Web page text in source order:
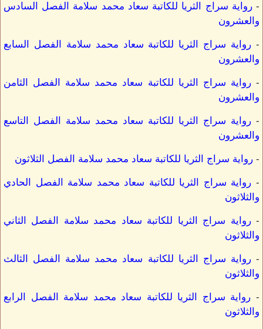
-رواية سراج الثريا للكاتبة سعاد محمد سلامة الفصل السادس
والعشرون
- رواية سراج الثريا للكاتبة سعاد محمد سلامة الفصل السابع
والعشرون
-رواية سراج الثريا للكاتبة سعاد محمد سلامة الفصل الثامن
والعشرون
- رواية سراج الثريا للكاتبة سعاد محمد سلامة الفصل التاسع
والعشرون
- رواية سراج الثريا للكاتبة سعاد محمد سلامة الفصل الثلاثون
- رواية سراج الثريا للكاتبة سعاد محمد سلامة الفصل الحادي
والثلاثون
-رواية سراج الثريا للكاتبة سعاد محمد سلامة الفصل الثاني
والثلاثون
-رواية سراج الثريا للكاتبة سعاد محمد سلامة الفصل الثالث
والثلاثون
- رواية سراج الثريا للكاتبة سعاد محمد سلامة الفصل الرابع
والثلاثون